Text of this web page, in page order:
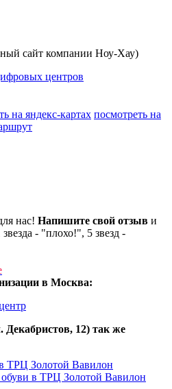
сайт компании Ноу-Хау)
центров
на яндекс-картах посмотреть на
нас! Напишите свой отзыв и
- "плохо!", 5 звезд -
в Москва:
Декабристов, 12) так же
ТРЦ Золотой Вавилон
в ТРЦ Золотой Вавилон